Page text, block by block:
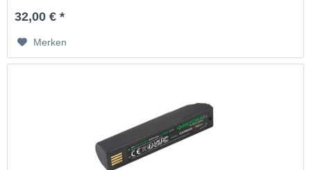
32,00 € *
Merken